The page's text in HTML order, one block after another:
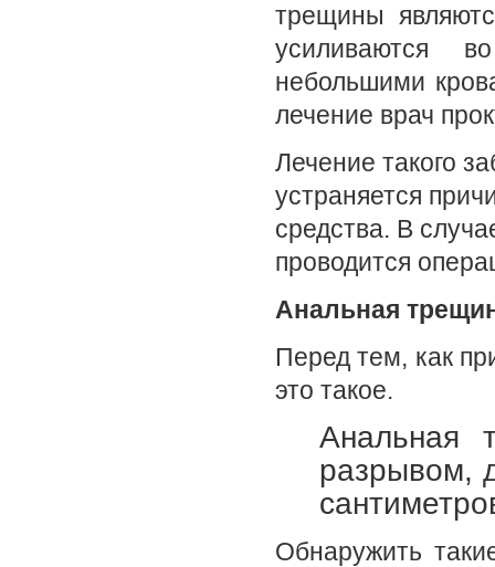
трещины
усиливаются
небольшими
лечение врач
Лечение такого
устраняется
средства. В
проводится
Анальная
Перед тем, как
это такое.
Анальная
разрывом,
Обнаружить